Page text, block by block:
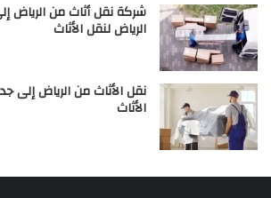
شركة نقل أثاث من الرياض
الرياض لنقل الأثاث
نقل الأثاث من الرياض إلى
الأثاث